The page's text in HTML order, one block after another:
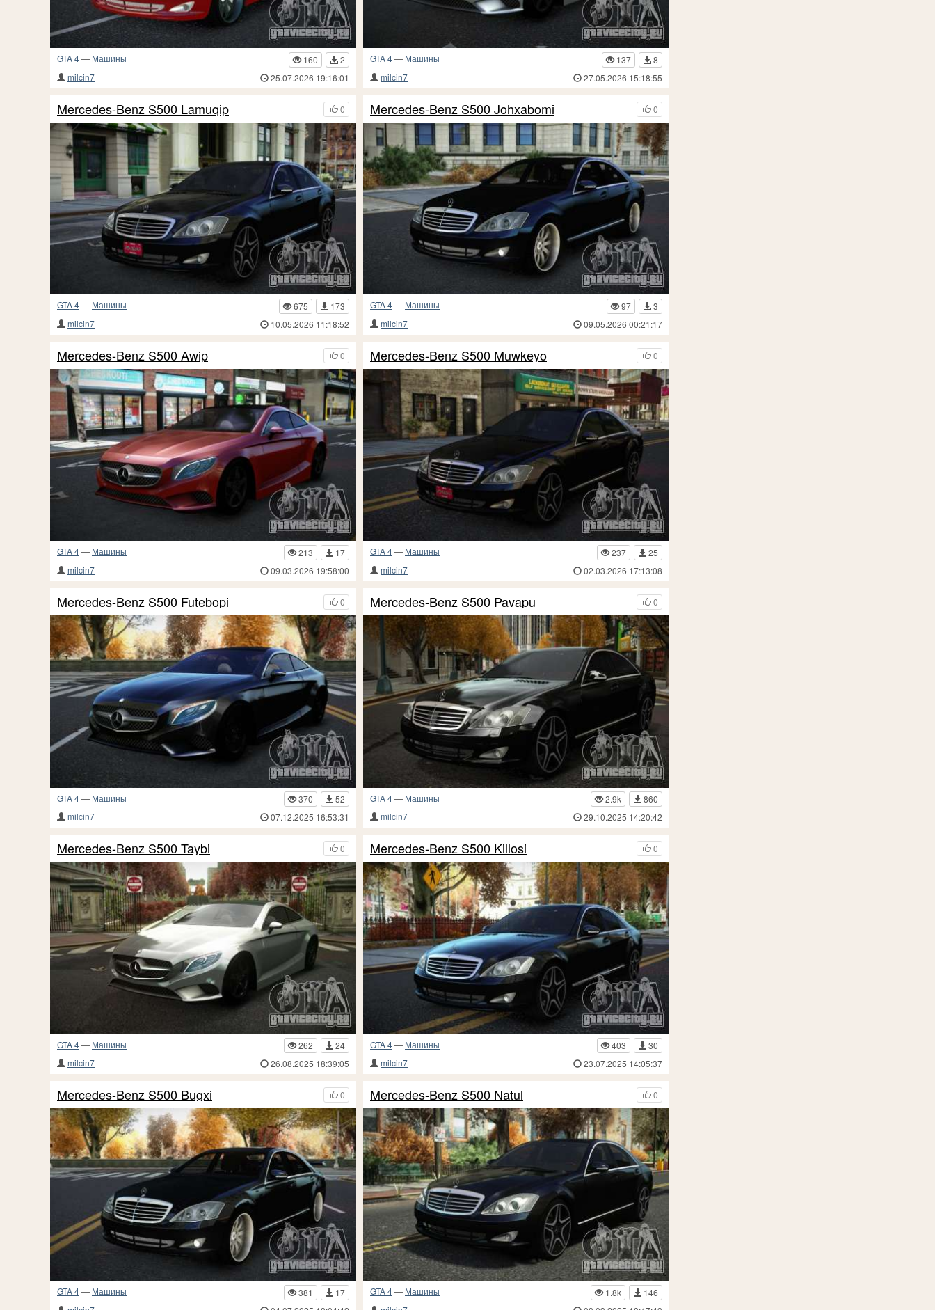
GTA 4— Машины 160
2
milcin7
25.07.2026 19:16:01
GTA 4— Машины 137
8
milcin7
27.05.2026 15:18:55
0
Mercedes-Benz S500 Lamuqip
GTA 4— Машины 675
173
milcin7
10.05.2026 11:18:52
0
Mercedes-Benz S500 Johxabomi
GTA 4— Машины 97
3
milcin7
09.05.2026 00:21:17
0
Mercedes-Benz S500 Awip
GTA 4— Машины 213
17
milcin7
09.03.2026 19:58:00
0
Mercedes-Benz S500 Muwkeyo
GTA 4— Машины 237
25
milcin7
02.03.2026 17:13:08
0
Mercedes-Benz S500 Futebopi
GTA 4— Машины 370
52
milcin7
07.12.2025 16:53:31
0
Mercedes-Benz S500 Pavapu
GTA 4— Машины 2.9k
860
milcin7
29.10.2025 14:20:42
0
Mercedes-Benz S500 Taybi
GTA 4— Машины 262
24
milcin7
26.08.2025 18:39:05
0
Mercedes-Benz S500 Killosi
GTA 4— Машины 403
30
milcin7
23.07.2025 14:05:37
0
Mercedes-Benz S500 Bugxi
GTA 4— Машины 381
17
0
Mercedes-Benz S500 Natul
GTA 4— Машины 1.8k
146